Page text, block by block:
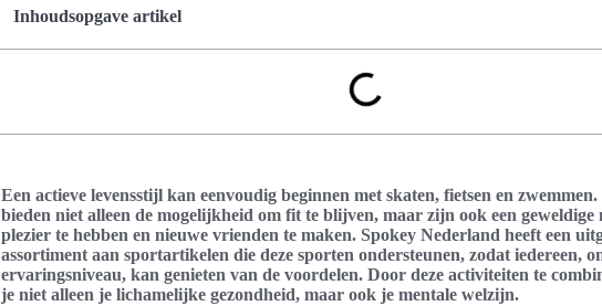
Inhoudsopgave artikel
Een actieve levensstijl kan eenvoudig beginnen met skaten, fietsen en
bieden niet alleen de mogelijkheid om fit te blijven, maar zijn ook een geweldige
plezier te hebben en nieuwe vrienden te maken. Spokey Nederland heeft een
assortiment aan sportartikelen die deze sporten ondersteunen, zodat iedereen,
ervaringsniveau, kan genieten van de voordelen. Door deze activiteiten te
je niet alleen je lichamelijke gezondheid, maar ook je mentale welzijn.